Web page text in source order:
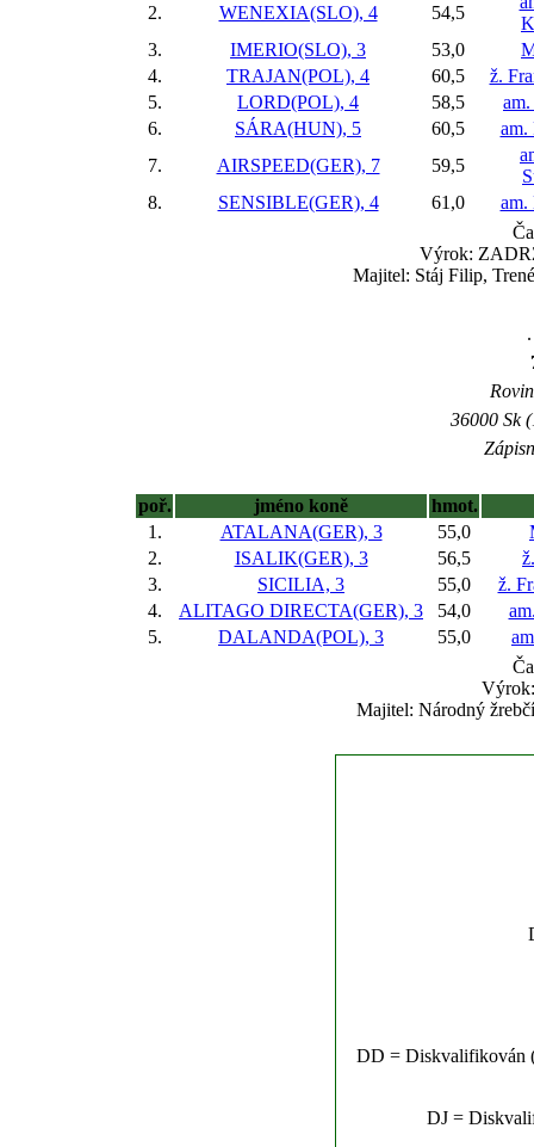
2. WENEXIA(SLO), 4 54,5
3.
IMERIO(SLO), 3 53,0
4.
TRAJAN(POL), 4 60,5
ž.
5.
LORD(POL), 4 58,5
6.
SÁRA(HUN), 5 60,5
am.
7.
AIRSPEED(GER), 7 59,5
8.
SENSIBLE(GER), 4 61,0
am.
Výrok:
Majitel: Stáj Filip,
36000 Sk
poř. jméno koně
hmot.
1.
ATALANA(GER), 3 55,0
2.
ISALIK(GER), 3 56,5
3.
SICILIA, 3 55,0
ž.
4.
ALITAGO DIRECTA(GER), 3 54,0
5.
DALANDA(POL), 3 55,0
Majitel: Národný
DD = Diskvalifikován
DJ =